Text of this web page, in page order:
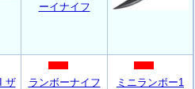
ーイナイフ
ザ
ランボーナイフ
ミニランボー1